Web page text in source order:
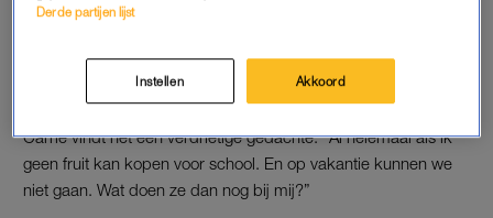
VERDRIETIGE GEDACHTEN
“Een tijd lang heb ik gedacht dat het beter was voor mijn
kinderen, als ik niet meer voor hun zou zorgen”, vertelt Setty.
Carrie vindt het een verdrietige gedachte. “Al helemaal als ik
geen fruit kan kopen voor school. En op vakantie kunnen we
niet gaan. Wat doen ze dan nog bij mij?”
Derde partijen lijst
Instellen Akkoord